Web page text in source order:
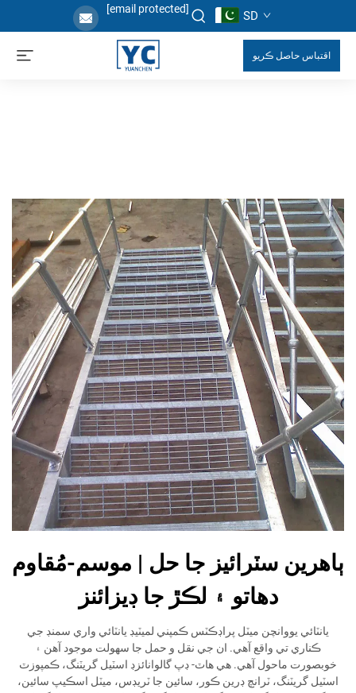
[email protected] SD
اقتباس حاصل ڪريو
ٻاهرين سٽرائيز جا حل | موسم-مُقاوم
دھاتو ۽ لڪڙ جا ڊيزائنز
يانٽائي يووانچن ميٽل پراڊڪٽس ڪمپني لميٽيڊ يانٽائي واري سمنڊ جي
ڪناري تي واقع آهي. ان جي نقل و حمل جا سهولت موجود آهن ۽
خوبصورت ماحول آهي. هي هاٽ- ڊپ گالوانائزڊ اسٽيل گريٽنگ، ڪمپوزٽ
اسٽيل گريٽنگ، ٽرانچ ڊرين ڪور، سائين جا ٽريڊس، ميٽل اسڪيپ سائين،